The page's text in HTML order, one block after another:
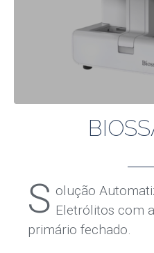
S olução
Eletrólitos com
primário fechado.